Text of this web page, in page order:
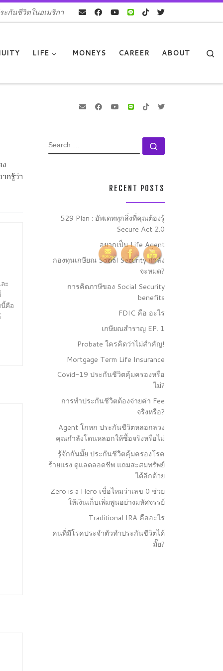
ะกันชีวิตในอเมริกา
LIFE MONEYS CAREER ABOUT
กรู้ว่า
ะ
คือ
SEARCH
RECENT POSTS
529 Plan : อัพเดททุกสิ่งที่คุณต้องรู้
Secure Act 2.0
อยากเป็น Life Agent
กองทุนเกษียณ Social Security กำลัง
จะหมด?
การคิดภาษีของ Social Security
benefits
FDIC คือ อะไร
เกษียณสำราญ EP. 1
Probate ใครคิดว่าไม่สำคัญ!
Mortgage Term Life Insurance
Covid-19 ประกันชีวิตคุ้มครองหรือ
ไม่?
การทำประกันชีวิตต้องจ่ายค่า Fee
จริงหรือ?
Agent โกหก ประกันชีวิตหลอกลวง
คุณกำลังโดนหลอกให้ซื้อจริงหรือไม่
รู้จักกันมั๊ย ประกันชีวิตคุ้มครองโรค
ร้ายแรง ดูแลตลอดชีพ แถมสะสมทรัพย์
ได้อีกด้วย
Zero is a Hero เชื่อไหมว่าเลข 0 ช่วย
ให้เงินเก็บเพิ่มพูนอย่างมหัศจรรย์
Traditional IRA คืออะไร
คนที่มีโรคประจำตัวทำประกันชีวิตได้
มั๊ย?